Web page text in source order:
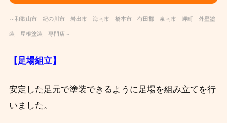
～和歌山市 紀の川市 岩出市 海南市 橋本市 有田郡 泉南市 岬町 外壁塗
装 屋根塗装 専門店～
【足場組立】
安定した足元で塗装できるように足場を組み立てを行
いました。